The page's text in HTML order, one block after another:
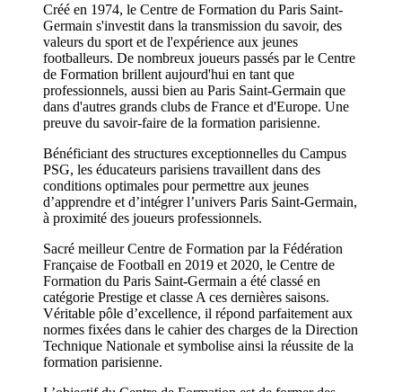
Créé en 1974, le Centre de Formation du Paris Saint-
Germain s'investit dans la transmission du savoir, des
valeurs du sport et de l'expérience aux jeunes
footballeurs. De nombreux joueurs passés par le Centre
de Formation brillent aujourd'hui en tant que
professionnels, aussi bien au Paris Saint-Germain que
dans d'autres grands clubs de France et d'Europe. Une
preuve du savoir-faire de la formation parisienne.
Bénéficiant des structures exceptionnelles du Campus
PSG, les éducateurs parisiens travaillent dans des
conditions optimales pour permettre aux jeunes
d’apprendre et d’intégrer l’univers Paris Saint-Germain,
à proximité des joueurs professionnels.
Sacré meilleur Centre de Formation par la Fédération
Française de Football en 2019 et 2020, le Centre de
Formation du Paris Saint-Germain a été classé en
catégorie Prestige et classe A ces dernières saisons.
Véritable pôle d’excellence, il répond parfaitement aux
normes fixées dans le cahier des charges de la Direction
Technique Nationale et symbolise ainsi la réussite de la
formation parisienne.